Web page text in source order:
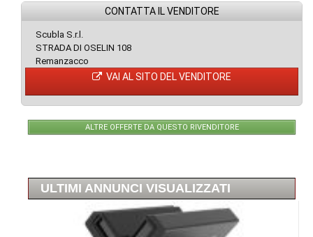
CONTATTA IL VENDITORE
Scubla S.r.l.
STRADA DI OSELIN 108
Remanzacco
VAI AL SITO DEL VENDITORE
ALTRE OFFERTE DA QUESTO RIVENDITORE
ULTIMI ANNUNCI VISUALIZZATI